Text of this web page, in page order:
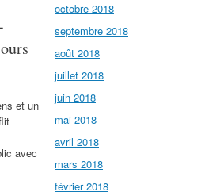
et un
avec
octobre 2018
septembre 2018
août 2018
juillet 2018
juin 2018
mai 2018
avril 2018
mars 2018
février 2018